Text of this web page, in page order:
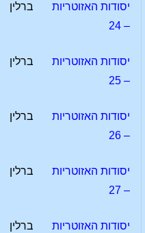
יסודות האזוטריות
– 24
ברלין
יסודות האזוטריות
– 25
ברלין
יסודות האזוטריות
– 26
ברלין
יסודות האזוטריות
– 27
ברלין
יסודות האזוטריות
ברלין